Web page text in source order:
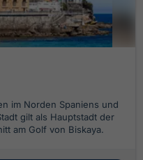
im Norden Spaniens und
gilt als Hauptstadt der
am Golf von Biskaya.